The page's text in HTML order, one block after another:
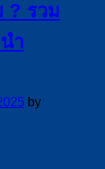
? รวม
ำ
by